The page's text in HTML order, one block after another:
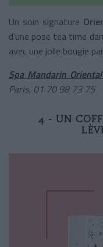
Un soin signature
d’une pose tea time
avec une jolie bougie
Spa Mandarin
Paris, 01 70 98 73 75
4 - UN